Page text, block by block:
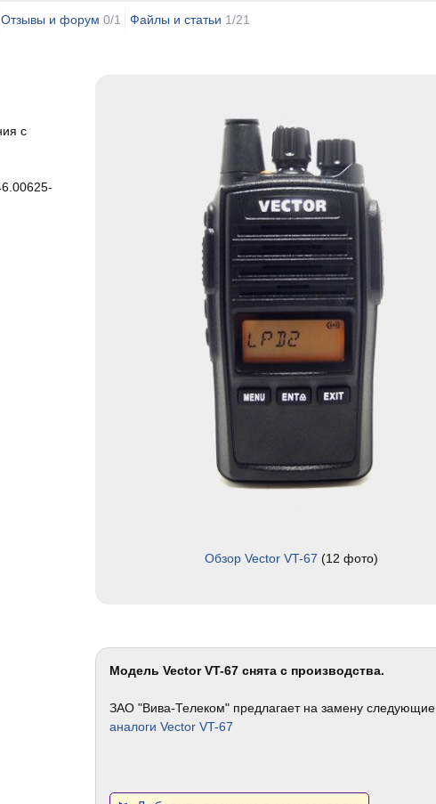
Отзывы и форум 0/1 Файлы и статьи 1/21
Обзор Vector VT-67 (12 фото)
Модель Vector VT-67 снята с производства.
ЗАО "Вива-Телеком" предлагает на замену следующие
аналоги Vector VT-67
с